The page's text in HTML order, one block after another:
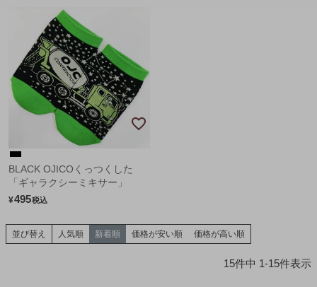
BLACK OJICOくっつくした
「ギャラクシーミキサー」
¥495税込
並び替え 人気順 新着順 価格が安い順 価格が高い順
15件中 1-15件表示